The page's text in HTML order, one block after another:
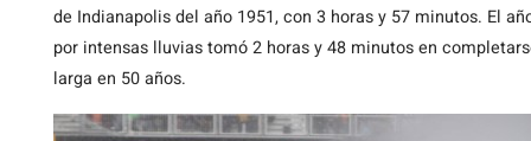
de Indianapolis del año 1951, con 3 horas y 57 minutos. El
por intensas lluvias tomó 2 horas y 48 minutos en
larga en 50 años.